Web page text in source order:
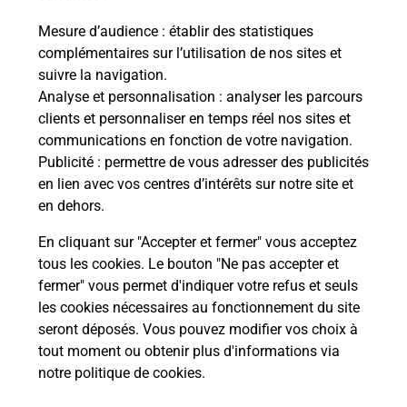
Mesure d’audience : établir des statistiques
complémentaires sur l’utilisation de nos sites et
suivre la navigation.
Analyse et personnalisation : analyser les parcours
clients et personnaliser en temps réel nos sites et
communications en fonction de votre navigation.
Publicité : permettre de vous adresser des publicités
en lien avec vos centres d’intérêts sur notre site et
en dehors.
En cliquant sur "Accepter et fermer" vous acceptez
tous les cookies. Le bouton "Ne pas accepter et
fermer" vous permet d'indiquer votre refus et seuls
les cookies nécessaires au fonctionnement du site
seront déposés. Vous pouvez modifier vos choix à
tout moment ou obtenir plus d'informations via
notre politique de cookies.
En savoir plus
En savoir plus
Envoyer un colis
Vous souhaitez envoyer un colis depuis :
CLAPIERS (34830) ? Découvrez toutes les
solutions proposées par La Poste.
Hérault CLAPIERS